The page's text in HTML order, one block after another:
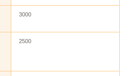
3000
2500